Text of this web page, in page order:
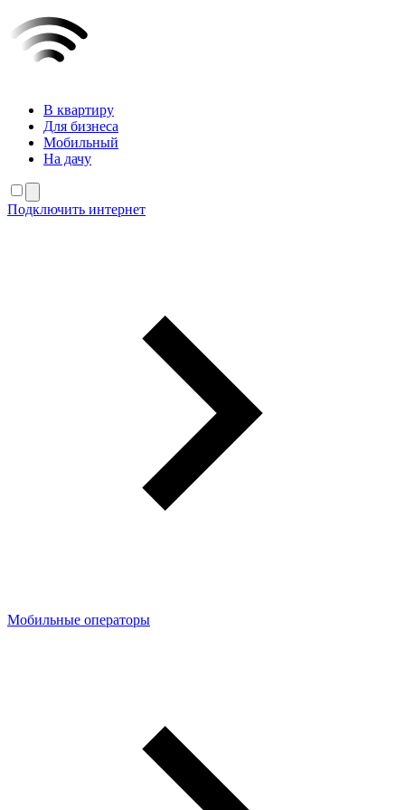
В квартиру
Для бизнеса
Мобильный
На дачу
Подключить интернет
Мобильные операторы